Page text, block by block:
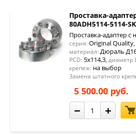
Проставка-
80ADH5114-5114-
Проставка-адаптер
серия: Original Quality,
материал: Дюраль
PCD: 5x114,3, диаметр
крепеж: на выбор
Замена штатного
5 500.00 руб.
− +